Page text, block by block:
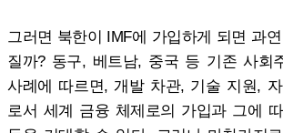
그러면 북한이 IMF에 가입하게 되면 과
질까? 동구, 베트남, 중국 등 기존 사회
사례에 따르면, 개발 차관, 기술 지원, 자
로서 세계 금융 체제로의 가입과 그에